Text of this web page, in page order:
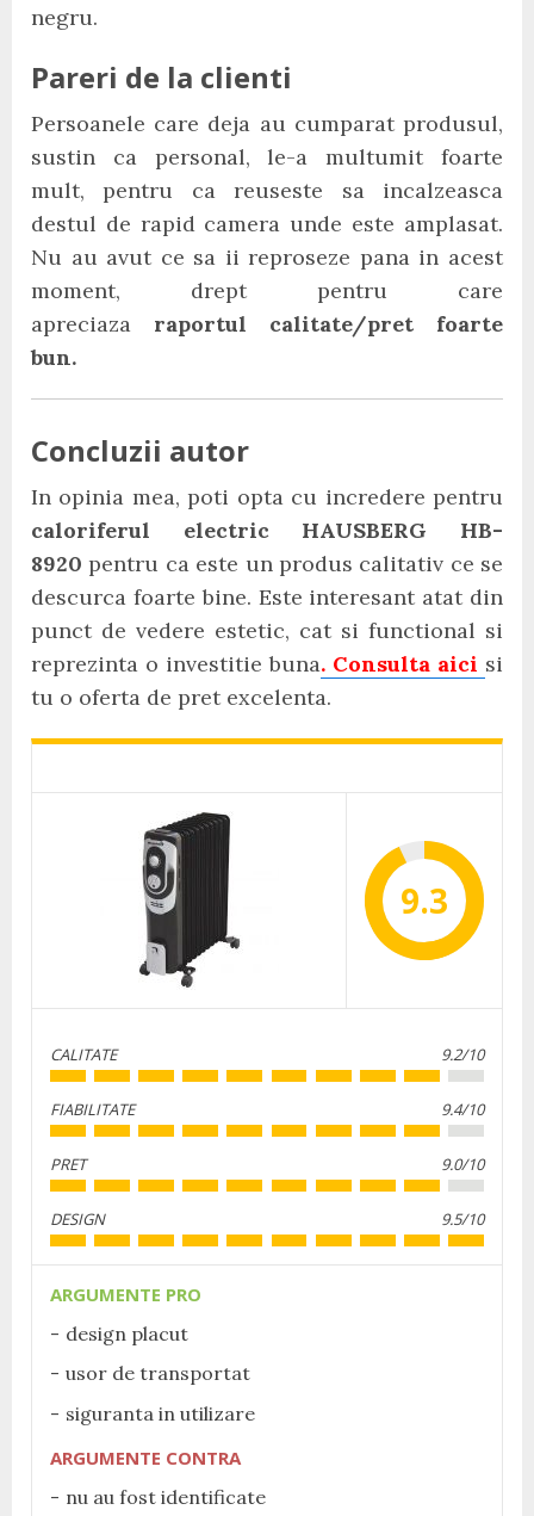
negru.
Pareri de la clienti
Persoanele care deja au cumparat produsul,
sustin ca personal, le-a multumit foarte
mult, pentru ca reuseste sa incalzeasca
destul de rapid camera unde este amplasat.
Nu au avut ce sa ii reproseze pana in acest
moment, drept pentru care
apreciaza raportul calitate/pret foarte
bun.
Concluzii autor
In opinia mea, poti opta cu incredere pentru
caloriferul electric HAUSBERG HB-
8920 pentru ca este un produs calitativ ce se
descurca foarte bine. Este interesant atat din
punct de vedere estetic, cat si functional si
reprezinta o investitie buna. Consulta aici si
tu o oferta de pret excelenta.
9.3
CALITATE 9.2/10
FIABILITATE 9.4/10
PRET 9.0/10
DESIGN 9.5/10
ARGUMENTE PRO
design placut
usor de transportat
siguranta in utilizare
ARGUMENTE CONTRA
nu au fost identificate